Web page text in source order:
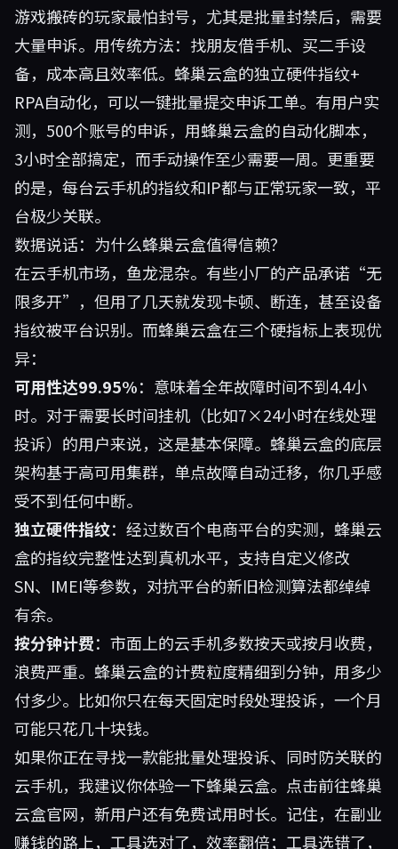
游戏搬砖的玩家最怕封号，尤其是批量封禁后，需要
大量申诉。用传统方法：找朋友借手机、买二手设
备，成本高且效率低。蜂巢云盒的独立硬件指纹+
RPA自动化，可以一键批量提交申诉工单。有用户实
测，500个账号的申诉，用蜂巢云盒的自动化脚本，
3小时全部搞定，而手动操作至少需要一周。更重要
的是，每台云手机的指纹和IP都与正常玩家一致，平
台极少关联。
数据说话：为什么蜂巢云盒值得信赖？
在云手机市场，鱼龙混杂。有些小厂的产品承诺“无
限多开”，但用了几天就发现卡顿、断连，甚至设备
指纹被平台识别。而蜂巢云盒在三个硬指标上表现优
异：
可用性达99.95%：意味着全年故障时间不到4.4小
时。对于需要长时间挂机（比如7×24小时在线处理
投诉）的用户来说，这是基本保障。蜂巢云盒的底层
架构基于高可用集群，单点故障自动迁移，你几乎感
受不到任何中断。
独立硬件指纹：经过数百个电商平台的实测，蜂巢云
盒的指纹完整性达到真机水平，支持自定义修改
SN、IMEI等参数，对抗平台的新旧检测算法都绰绰
有余。
按分钟计费：市面上的云手机多数按天或按月收费，
浪费严重。蜂巢云盒的计费粒度精细到分钟，用多少
付多少。比如你只在每天固定时段处理投诉，一个月
可能只花几十块钱。
如果你正在寻找一款能批量处理投诉、同时防关联的
云手机，我建议你体验一下蜂巢云盒。点击前往蜂巢
云盒官网，新用户还有免费试用时长。记住，在副业
赚钱的路上，工具选对了，效率翻倍；工具选错了，